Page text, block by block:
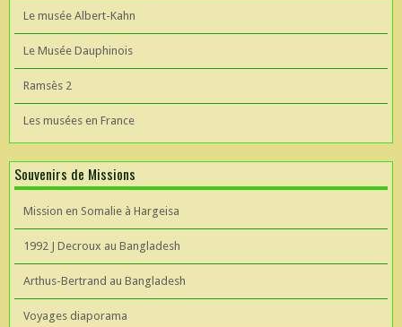
Le musée Albert-Kahn
Le Musée Dauphinois
Ramsès 2
Les musées en France
Souvenirs de Missions
Mission en Somalie à Hargeisa
1992 J Decroux au Bangladesh
Arthus-Bertrand au Bangladesh
Voyages diaporama